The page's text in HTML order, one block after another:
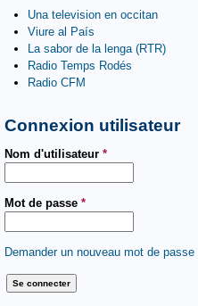
Una television en occitan
Viure al País
La sabor de la lenga (RTR)
Radio Temps Rodés
Radio CFM
Connexion utilisateur
Nom d'utilisateur *
Mot de passe *
Demander un nouveau mot de passe